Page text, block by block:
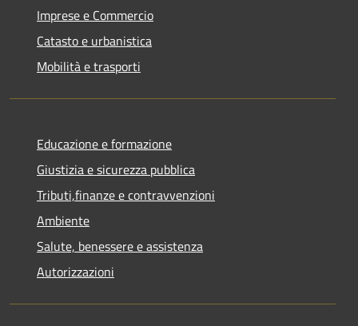
Imprese e Commercio
Catasto e urbanistica
Mobilità e trasporti
Educazione e formazione
Giustizia e sicurezza pubblica
Tributi,finanze e contravvenzioni
Ambiente
Salute, benessere e assistenza
Autorizzazioni